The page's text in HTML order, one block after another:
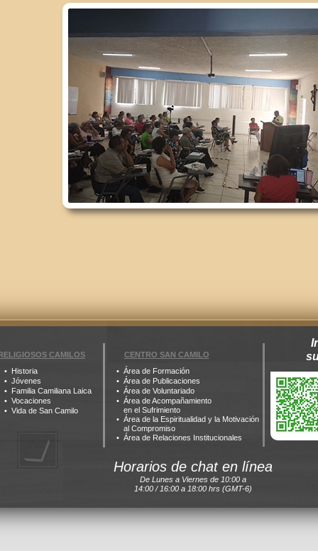
CAMILOS
Historia
Jóvenes
Familia Camiliana Laica
Vocaciones
Vida de San Camilo
CENTRO SAN CAMILO
Área de Formación
Área de Publicaciones
Área de Voluntariado
Área de Acompañamiento
en el Sufrimiento
Área de la Espiritualidad y la Motivación
al Compromiso
Área de Relaciones Institucionales
Horarios de chat en línea
De Lunes a Viernes de 10:00 a
14:00 / 16:00 a 18:00 hrs (GMT-6)